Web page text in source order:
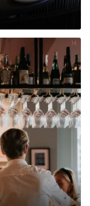
14